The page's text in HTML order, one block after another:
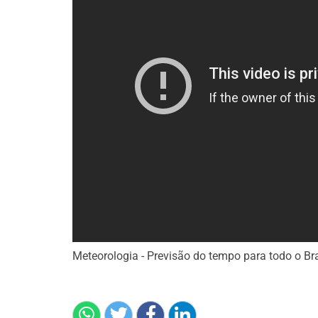
Meteorologia - Previsão do tempo para todo o